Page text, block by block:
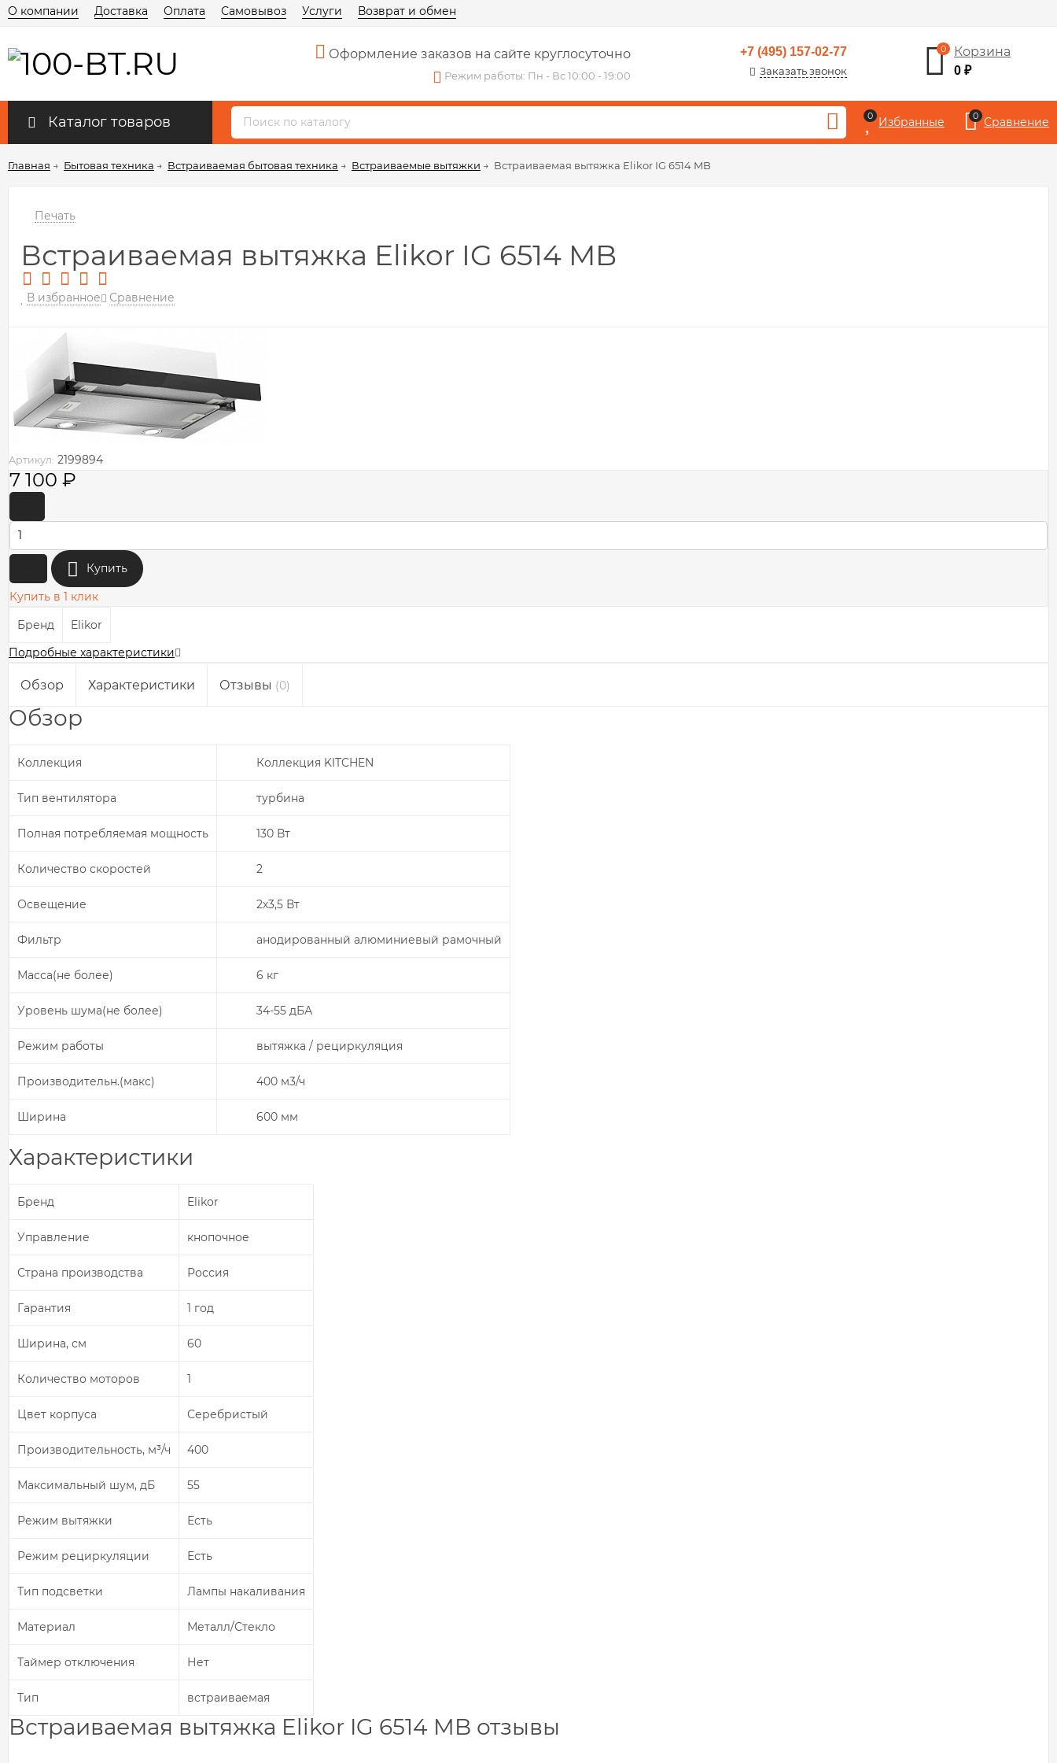
О компании Доставка Оплата Самовывоз Услуги Возврат и обмен
Оформление заказов на сайте круглосуточно
Режим работы: Пн - Вс 10:00 - 19:00
+7 (495) 157-02-77
Заказать звонок
0 Корзина
0₽
Каталог товаров 0 Избранные 0 Сравнение
Главная → Бытовая техника → Встраиваемая бытовая техника → Встраиваемые вытяжки → Встраиваемая вытяжка Elikor IG 6514 MB
Печать
Встраиваемая вытяжка Elikor IG 6514 MB
В избранное Сравнение
Артикул: 2199894
7 100 ₽
Купить
Купить в 1 клик
Бренд
Elikor
Подробные характеристики
Обзор Характеристики Отзывы (0)
Обзор
Коллекция Коллекция KITCHEN
Тип вентилятора турбина
Полная потребляемая мощность 130 Вт
Количество скоростей 2
Освещение 2х3,5 Вт
Фильтр анодированный алюминиевый рамочный
Масса(не более) 6 кг
Уровень шума(не более) 34-55 дБА
Режим работы вытяжка / рециркуляция
Производительн.(макс) 400 м3/ч
Ширина 600 мм
Характеристики
Бренд Elikor
Управление кнопочное
Страна производства Россия
Гарантия 1 год
Ширина, см 60
Количество моторов 1
Цвет корпуса Серебристый
Производительность, м³/ч 400
Максимальный шум, дБ 55
Режим вытяжки Есть
Режим рециркуляции Есть
Тип подсветки Лампы накаливания
Материал Металл/Стекло
Таймер отключения Нет
Тип встраиваемая
Встраиваемая вытяжка Elikor IG 6514 MB отзывы